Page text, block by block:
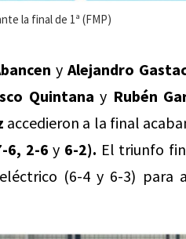
la final de 1ª (FMP)
y Alejandro
Quintana y Rubén
accedieron a la final
6, 2-6 y 6-2). El triunfo
(6-4 y 6-3) para